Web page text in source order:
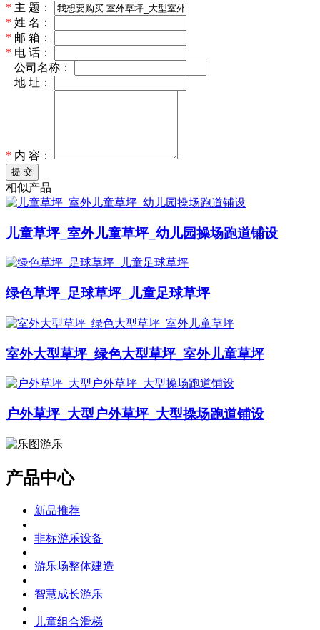
* 主 题：
* 姓 名：
* 邮 箱：
* 电 话：
公司名称：
地 址：
* 内 容：
提 交
相似产品
儿童草坪_室外儿童草坪_幼儿园操场跑道铺设
绿色草坪_足球草坪_儿童足球草坪
室外大型草坪_绿色大型草坪_室外儿童草坪
户外草坪_大型户外草坪_大型操场跑道铺设
产品中心
新品推荐
非标游乐设备
游乐场整体建造
智慧成长游乐
儿童组合滑梯